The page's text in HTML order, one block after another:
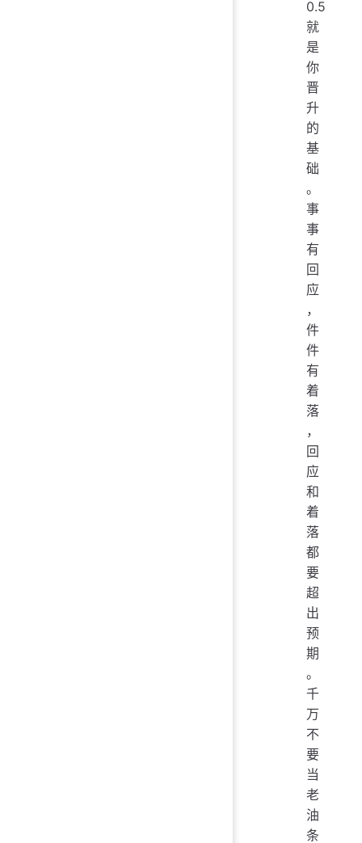
0.5
就
是
你
晋
升
的
基
础
。
事
事
有
回
应
，
件
件
有
着
落
，
回
应
和
着
落
都
要
超
出
预
期
。
千
万
不
要
当
老
油
条